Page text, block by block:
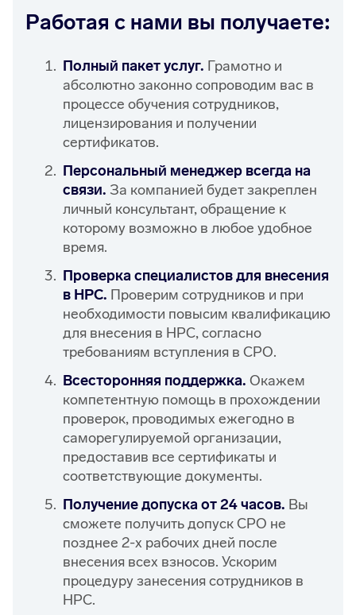
Работая с нами вы получаете:
Полный пакет услуг. Грамотно и
абсолютно законно сопроводим вас в
процессе обучения сотрудников,
лицензирования и получении
сертификатов.
Персональный менеджер всегда на
связи. За компанией будет закреплен
личный консультант, обращение к
которому возможно в любое удобное
время.
Проверка специалистов для внесения
в НРС. Проверим сотрудников и при
необходимости повысим квалификацию
для внесения в НРС, согласно
требованиям вступления в СРО.
Всесторонняя поддержка. Окажем
компетентную помощь в прохождении
проверок, проводимых ежегодно в
саморегулируемой организации,
предоставив все сертификаты и
соответствующие документы.
Получение допуска от 24 часов. Вы
сможете получить допуск СРО не
позднее 2-х рабочих дней после
внесения всех взносов. Ускорим
процедуру занесения сотрудников в
НРС.